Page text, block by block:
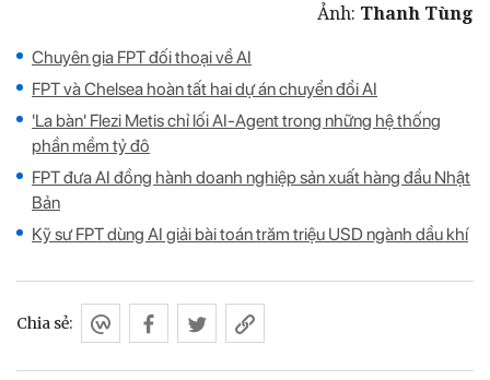
Ảnh: Thanh Tùng
Chuyên gia FPT đối thoại về AI
FPT và Chelsea hoàn tất hai dự án chuyển đổi AI
'La bàn' Flezi Metis chỉ lối AI-Agent trong những hệ thống
phần mềm tỷ đô
FPT đưa AI đồng hành doanh nghiệp sản xuất hàng đầu Nhật
Bản
Kỹ sư FPT dùng AI giải bài toán trăm triệu USD ngành dầu khí
Chia sẻ: